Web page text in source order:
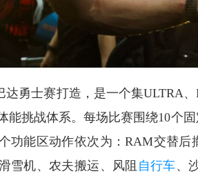
达勇士赛打造，是一个集ULTRA
能挑战体系。每场比赛围绕10个
功能区动作依次为：RAM交替
雪机、农夫搬运、风阻 自行车、